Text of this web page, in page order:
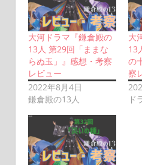
大河ドラマ『鎌倉殿の
13人 第29回「ままな
らぬ玉」』感想・考察
レビュー
2022年8月4日
鎌倉殿の13人
大
13
の
察
ド